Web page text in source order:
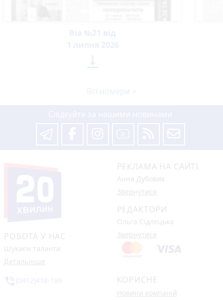
РОБОТА У НАС
Шукаєм таланти
Детальніше
РЕКЛАМА НА САЙТІ
Анна Дубовик
Звернутися
РЕДАКТОРИ
Ольга Сідлецька
Звернутися
КОРИСНЕ
Новини компаній